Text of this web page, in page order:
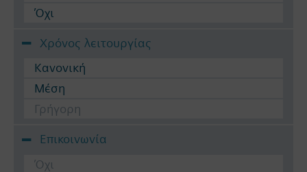
Όχι
Χρόνος λειτουργίας
Κανονική
Μέση
Γρήγορη
Επικοινωνία
Όχι